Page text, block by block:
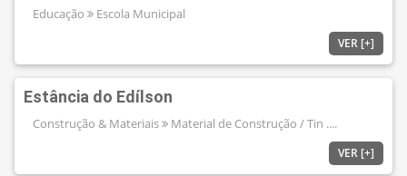
Educação Escola Municipal
VER [+]
Estância do Edílson
Construção & Materiais Material de Construção / Tin ....
VER [+]